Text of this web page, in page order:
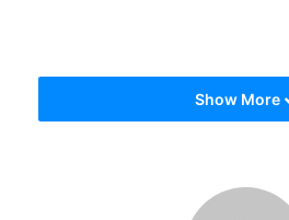
Show More